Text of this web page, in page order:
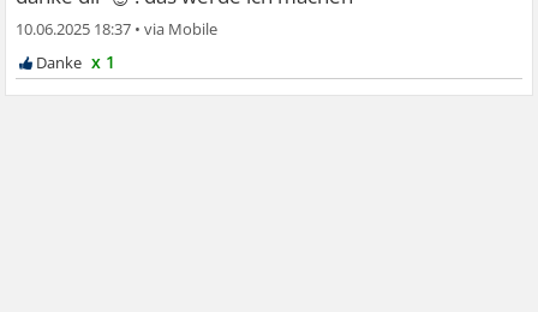
10.06.2025 18:37 •
x 1